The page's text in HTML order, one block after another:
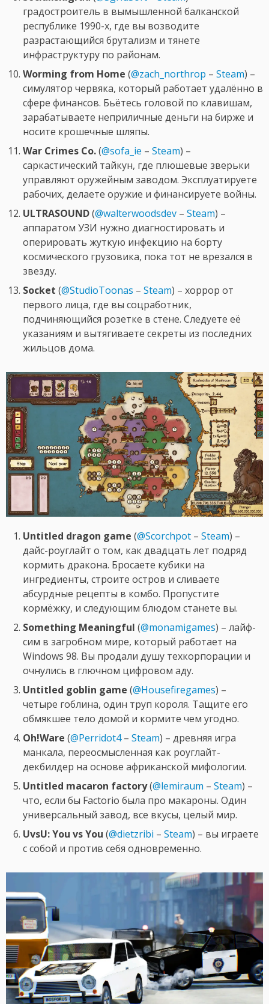
градостроитель в вымышленной балканской
республике 1990-х, где вы возводите
разрастающийся брутализм и тянете
инфраструктуру по районам.
Worming from Home (@zach_northrop – Steam) –
симулятор червяка, который работает удалённо в
сфере финансов. Бьётесь головой по клавишам,
зарабатываете неприличные деньги на бирже и
носите крошечные шляпы.
War Crimes Co.(@sofa_ie – Steam) –
саркастический тайкун, где плюшевые зверьки
управляют оружейным заводом. Эксплуатируете
рабочих, делаете оружие и финансируете войны.
ULTRASOUND(@walterwoodsdev – Steam) –
аппаратом УЗИ нужно диагностировать и
оперировать жуткую инфекцию на борту
космического грузовика, пока тот не врезался в
звезду.
Socket (@StudioToonas – Steam) – хоррор от
первого лица, где вы соцработник,
подчиняющийся розетке в стене. Следуете её
указаниям и вытягиваете секреты из последних
жильцов дома.
Untitled dragon game (@Scorchpot – Steam) –
дайс-роуглайт о том, как двадцать лет подряд
кормить дракона. Бросаете кубики на
ингредиенты, строите остров и сливаете
абсурдные рецепты в комбо. Пропустите
кормёжку, и следующим блюдом станете вы.
Something Meaningful (@monamigames) – лайф-
сим в загробном мире, который работает на
Windows 98. Вы продали душу техкорпорации и
очнулись в глючном цифровом аду.
Untitled goblin game (@Housefiregames) –
четыре гоблина, один труп короля. Тащите его
обмякшее тело домой и кормите чем угодно.
Oh!Ware (@Perridot4– Steam) – древняя игра
манкала, переосмысленная как роуглайт-
декбилдер на основе африканской мифологии.
Untitled macaron factory(@lemiraum – Steam) –
что, если бы Factorio была про макароны. Один
универсальный завод, все вкусы, целый мир.
UvsU: You vs You (@dietzribi – Steam) – вы играете
с собой и против себя одновременно.